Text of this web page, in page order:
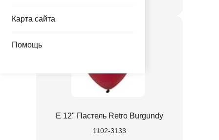
Карта сайта
Помощь
Е 12" Пастель Retro Burgundy
1102-3133